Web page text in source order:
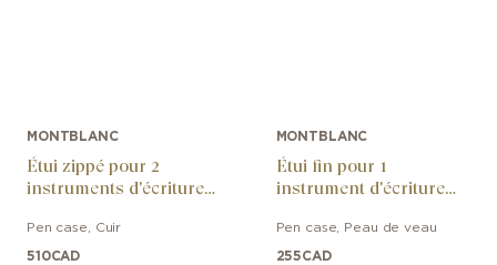
MONTBLANC
Étui zippé pour 2
instruments d'écriture
Pen case Cuir
510CAD
MONTBLANC
Étui fin pour 1
instrument d'écriture
Pen case Peau de veau
255CAD